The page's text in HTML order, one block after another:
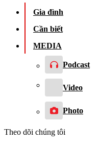
Gia đình
Cần biết
MEDIA
Podcast
Video
Photo
Theo dõi chúng tôi